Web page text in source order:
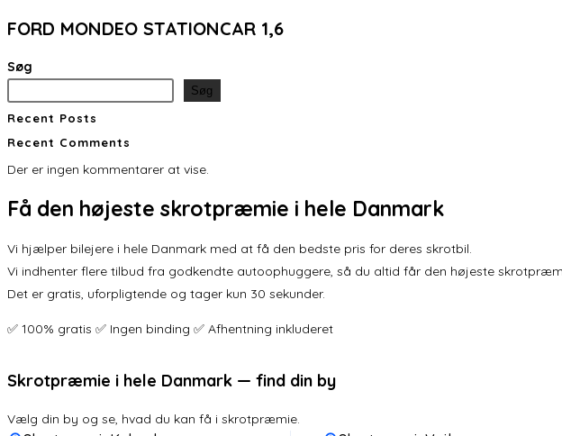
FORD MONDEO STATIONCAR 1,6
Søg
Søg
Recent Posts
Recent Comments
Der er ingen kommentarer at vise.
Få den højeste skrotpræmie i hele Danmark
Vi hjælper bilejere i hele Danmark med at få den bedste pris for deres skrotbil.
Vi indhenter flere tilbud fra godkendte autoophuggere, så du altid får den højeste
Det er gratis, uforpligtende og tager kun 30 sekunder.
✅ 100% gratis ✅ Ingen binding ✅ Afhentning inkluderet
Skrotpræmie i hele Danmark — find din by
Vælg din by og se, hvad du kan få i skrotpræmie.